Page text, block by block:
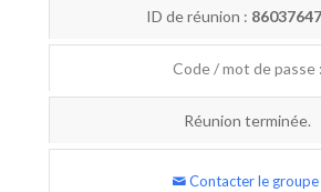
ID de réunion :
Code / mot de passe :
Réunion terminée.
Contacter le groupe